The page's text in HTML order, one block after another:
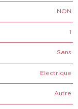
NON
1
Sans
Electrique
Autre